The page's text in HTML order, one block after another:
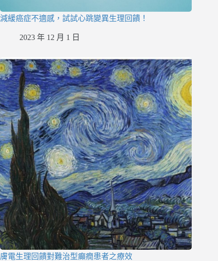
減緩癌症不適感，試試心跳變異生理回饋！
2023 年 12 月 1 日
膚電生理回饋對難治型癲癇患者之療效